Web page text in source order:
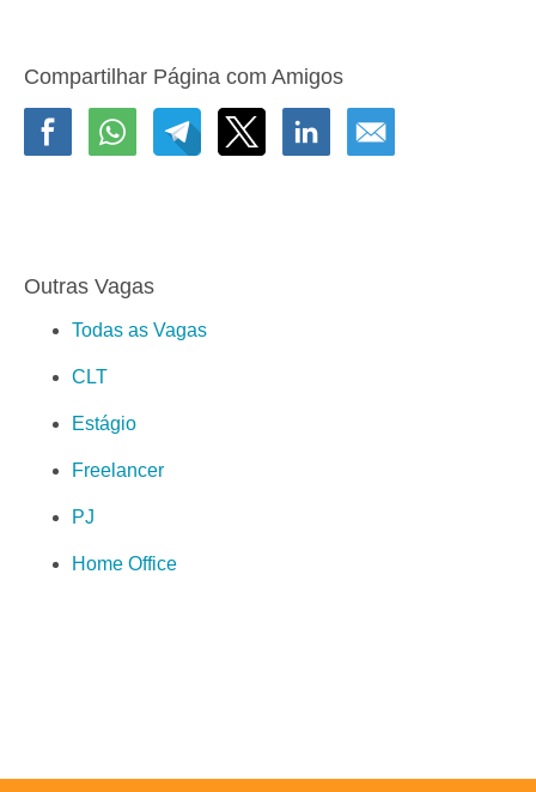
Compartilhar Página com Amigos
Outras Vagas
Todas as Vagas
CLT
Estágio
Freelancer
PJ
Home Office